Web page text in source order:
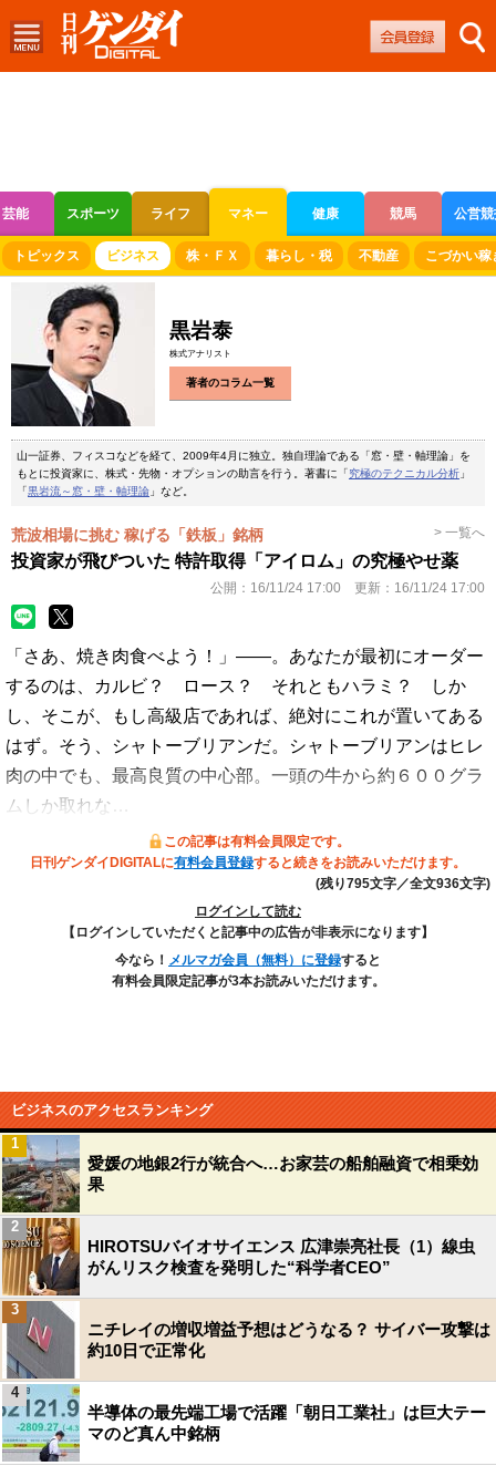
芸能 スポーツ ライフ マネー 健康 競馬 公営
ボートレース 競輪 オートレース
トピックス ビジネス 株・ＦＸ 暮らし・税 不動産 こづかい稼
黒岩泰
株式アナリスト
著者のコラム一覧
山一証券、フィスコなどを経て、2009年4月に独立。独自理論である「窓・壁・軸理論」を
もとに投資家に、株式・先物・オプションの助言を行う。著書に「究極のテクニカル分析 」
「黒岩流～窓・壁・軸理論 」など。
荒波相場に挑む 稼げる「鉄板」銘柄 > 一覧へ
投資家が飛びついた 特許取得「アイロム」の究極やせ薬
公開： 16/11/24 17:00 更新： 16/11/24 17:00
「さあ、焼き肉食べよう！」――。あなたが最初にオーダー
するのは、カルビ？ ロース？ それともハラミ？ しか
し、そこが、もし高級店であれば、絶対にこれが置いてある
はず。そう、シャトーブリアンだ。シャトーブリアンはヒレ
肉の中でも、最高良質の中心部。一頭の牛から約６００グラ
ムしか取れな…
この記事は有料会員限定です。
日刊ゲンダイDIGITALに有料会員登録すると続きをお読みいただけます。
(残り795文字／全文936文字)
ログインして読む
【ログインしていただくと記事中の広告が非表示になります】
今なら！ メルマガ会員（無料）に登録すると
有料会員限定記事が3本お読みいただけます。
ビジネスのアクセスランキング
愛媛の地銀2行が統合へ…お家芸の船舶融資で相乗効
果
1
HIROTSUバイオサイエンス 広津崇亮社長（1）線虫
がんリスク検査を発明した“科学者CEO”
2
ニチレイの増収増益予想はどうなる？ サイバー攻撃は
約10日で正常化
3
半導体の最先端工場で活躍「朝日工業社」は巨大テー
マのど真ん中銘柄
4